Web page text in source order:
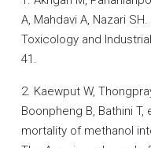
A, Mahdavi A, Nazari
Toxicology and
41.
2. Kaewput W,
Boonpheng B, Bathini
mortality of methanol